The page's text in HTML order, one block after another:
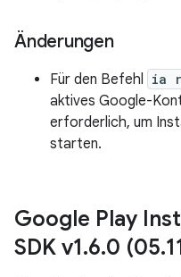
Änderungen
Für den Befehl ia
aktives Google-
erforderlich, um
starten.
Google Play
SDK v1.6.0 (05.